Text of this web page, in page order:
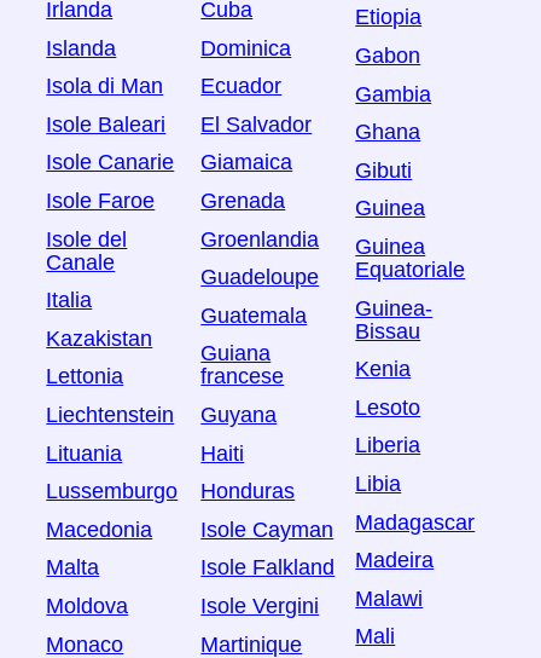
Irlanda
Islanda
Isola di Man
Isole Baleari
Isole Canarie
Isole Faroe
Isole del
Canale
Italia
Kazakistan
Lettonia
Liechtenstein
Lituania
Lussemburgo
Macedonia
Malta
Moldova
Monaco
Cuba
Dominica
Ecuador
El Salvador
Giamaica
Grenada
Groenlandia
Guadeloupe
Guatemala
Guiana
francese
Guyana
Haiti
Honduras
Isole Cayman
Isole Falkland
Isole Vergini
Martinique
Etiopia
Gabon
Gambia
Ghana
Gibuti
Guinea
Guinea
Equatoriale
Guinea-
Bissau
Kenia
Lesoto
Liberia
Libia
Madagascar
Madeira
Malawi
Mali